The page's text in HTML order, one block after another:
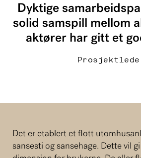
Dyktige
solid samspill mellom
aktører har gitt et
Det er etablert et flott
sansesti og sansehage. Dette vil